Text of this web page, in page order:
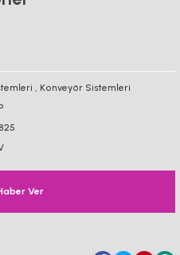
, Konveyör Sistemleri
Ver